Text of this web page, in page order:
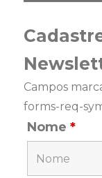
Campos
forms-req-
Nome*